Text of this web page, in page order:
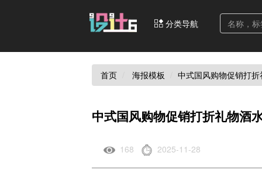
分类导航
首页 海报模板 中式国风购物促销打
中式国风购物促销打折礼物酒
168 2025-11-28